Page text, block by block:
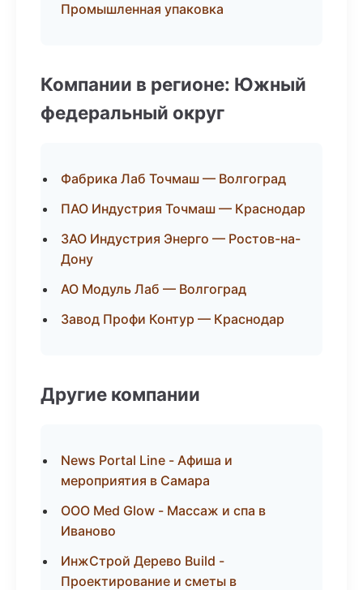
Промышленная упаковка
Компании в регионе: Южный
федеральный округ
Фабрика Лаб Точмаш — Волгоград
ПАО Индустрия Точмаш — Краснодар
ЗАО Индустрия Энерго — Ростов-на-
Дону
АО Модуль Лаб — Волгоград
Завод Профи Контур — Краснодар
Другие компании
News Portal Line - Афиша и
мероприятия в Самара
ООО Med Glow - Массаж и спа в
Иваново
ИнжСтрой Дерево Build -
Проектирование и сметы в